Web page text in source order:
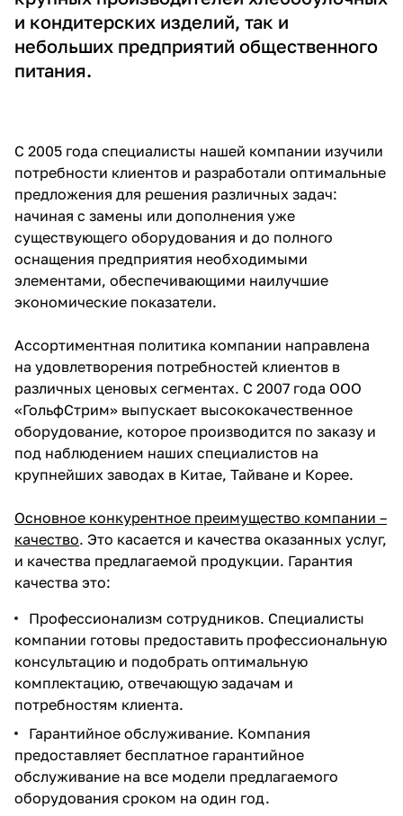
и кондитерских изделий, так и
небольших предприятий общественного
питания.
С 2005 года специалисты нашей компании изучили
потребности клиентов и разработали оптимальные
предложения для решения различных задач:
начиная с замены или дополнения уже
существующего оборудования и до полного
оснащения предприятия необходимыми
элементами, обеспечивающими наилучшие
экономические показатели.
Ассортиментная политика компании направлена
на удовлетворения потребностей клиентов в
различных ценовых сегментах. С 2007 года ООО
«ГольфСтрим» выпускает высококачественное
оборудование, которое производится по заказу и
под наблюдением наших специалистов на
крупнейших заводах в Китае, Тайване и Корее.
Основное конкурентное преимущество компании –
качество. Это касается и качества оказанных услуг,
и качества предлагаемой продукции. Гарантия
качества это:
Профессионализм сотрудников. Специалисты
компании готовы предоставить профессиональную
консультацию и подобрать оптимальную
комплектацию, отвечающую задачам и
потребностям клиента.
Гарантийное обслуживание. Компания
предоставляет бесплатное гарантийное
обслуживание на все модели предлагаемого
оборудования сроком на один год.